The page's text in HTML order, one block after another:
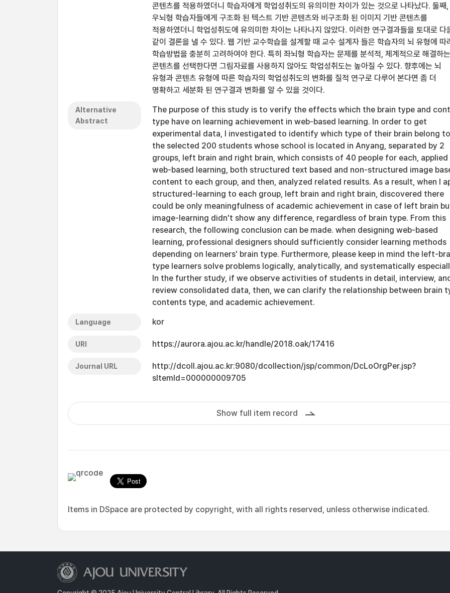
콘텐츠를 적용하였더니 학습자에게 학업성취도의 유의미한 차이가 있는 것으로 나타났다. 둘째,
우뇌형 학습자들에게 구조화 된 텍스트 기반 콘텐츠와 비구조화 된 이미지 기반 콘텐츠를
적용하였더니 학업성취도에 유의미한 차이는 나타나지 않았다. 이러한 연구결과들을 토대로 다
같이 결론을 낼 수 있다. 웹 기반 교수학습을 설계할 때 교수 설계자 들은 학습자의 뇌 유형에 따
학습방법을 충분히 고려하여야 한다. 특히 좌뇌형 학습자는 문제를 분석적, 체계적으로 해결하는
콘텐츠를 선택한다면 그림자료를 사용하지 않아도 학업성취도는 높아질 수 있다. 향후에는 뇌
유형과 콘텐츠 유형에 따른 학습자의 학업성취도의 변화를 질적 연구로 다루어 본다면 좀 더
명확하고 세분화 된 연구결과 변화를 알 수 있을 것이다.
Alternative
Abstract
The purpose of this study is to verify the effects which the brain type and
type have on learning achievement in web-based learning. In order to get
experimental data, I investigated to identify which type of their brain belong
the selected 200 students whose school is located in Anyang, separated by 2
groups, left brain and right brain, which consists of 40 people for each, applied
web-based learning, both structured text based and non-structured image
content to each group, and then, analyzed related results. As a result, when I
structured-learning to each group, left brain and right brain, discovered there
could be only meaningfulness of academic achievement in case of left brain
image-learning didn't show any difference, regardless of brain type. From this
research, the following conclusion can be made. when designing web-based
learning, professional designers should sufficiently consider learning methods
depending on learners' brain type. Furthermore, please keep in mind the left-
type learners solve problems logically, analytically, and systematically
In the further study, if we observe activities of students in detail, interview,
review consolidated data, then, we can clarify the relationship between brain
contents type, and academic achievement.
Language kor
URI https://aurora.ajou.ac.kr/handle/2018.oak/17416
Journal URL
http://dcoll.ajou.ac.kr:9080/dcollection/jsp/common/DcLoOrgPer.jsp?
sItemId=000000009705
Show full item record
Items in DSpace are protected by copyright, with all rights reserved, unless otherwise indicated.